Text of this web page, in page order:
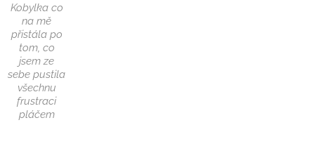
Kobylka co
na mě
přistála po
tom, co
jsem ze
sebe pustila
všechnu
frustraci
pláčem